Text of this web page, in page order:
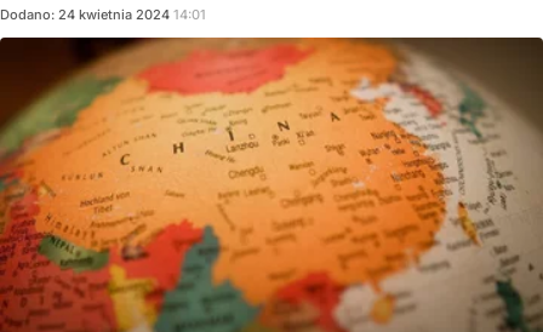
Dodano: 24 kwietnia 2024 14:01